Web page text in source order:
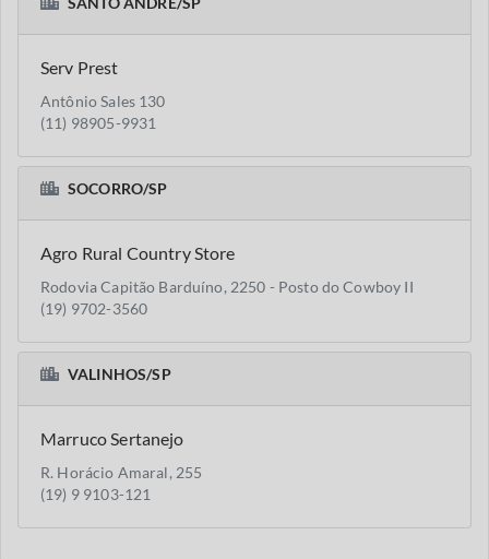
Serv Prest
Antônio Sales 130
(11) 98905-9931
SOCORRO/SP
Agro Rural Country Store
Rodovia Capitão Barduíno, 2250 - Posto do Cowboy II
(19) 9702-3560
VALINHOS/SP
Marruco Sertanejo
R. Horácio Amaral, 255
(19) 9 9103-121